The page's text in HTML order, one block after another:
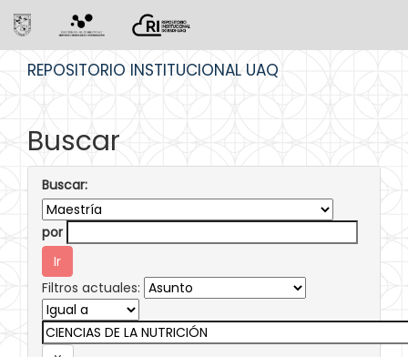
REPOSITORIO INSTITUCIONAL UAQ
Buscar
Buscar:
por
Filtros actuales: